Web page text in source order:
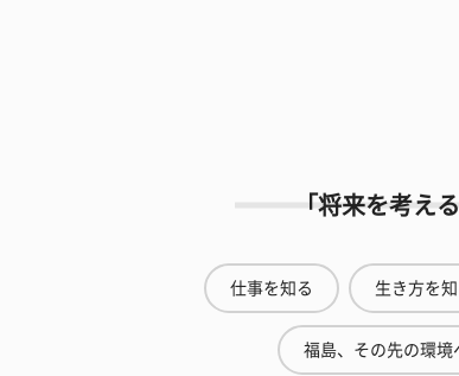
「将来を考え
仕事を知る 生き方を知
福島、その先の環境